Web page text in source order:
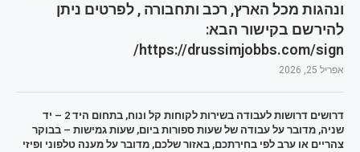
ונהגות מכל הארץ, רכב ותחבורה , לפרטים ניתן
להירשם בקישור הבא:
https://drussimjobbs.com/sign/
אפריל 25, 2026
דרושים דרושות לעבודה בשירות לקוחות קל ונוח, בתחום היד 2 – יד
שניה, מדובר על עבודה של שעות ספורות ביום, שעות גמישות – בבוקר
צהריים או ערב לפי בחירתכם, באזור שלכם, מדובר על מענה טלפוני ופיזי